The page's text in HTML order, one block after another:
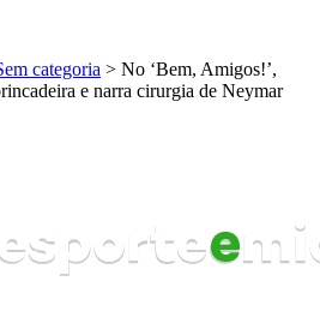
categoria > No ‘Bem, Amigos!’,
e narra cirurgia de Neymar